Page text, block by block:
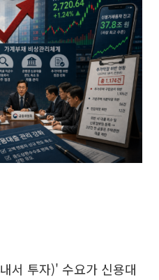
서 투자)' 수요가 신용대